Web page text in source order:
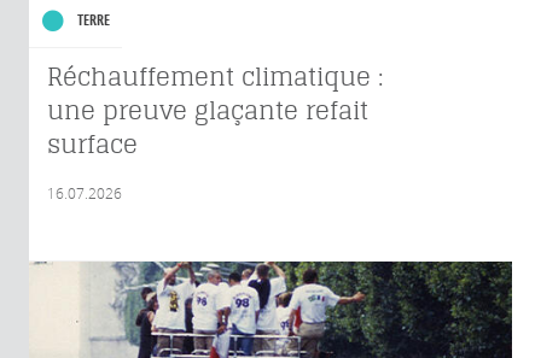
TERRE
Réchauffement climatique :
une preuve glaçante refait
surface
16.07.2026